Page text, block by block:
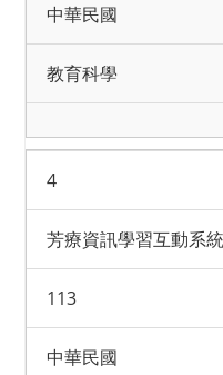
中華民國
教育科學
4
芳療資訊學習互動系統
113
中華民國